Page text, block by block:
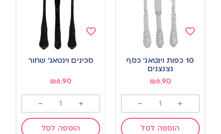
to
wishlist
10 כפות וינטאג’ כסף
נצנצנים
₪6.90
+
-
הוספה לסל
to
wishlist
סכינים וינטאג’ שחור
₪6.90
+
-
הוספה לסל